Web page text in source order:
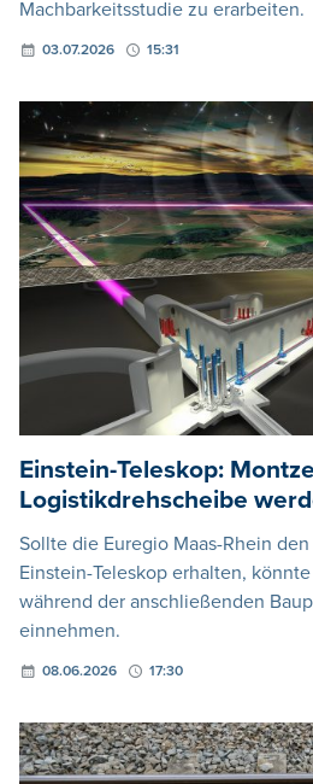
Machbarkeitsstudie zu erarbeiten.
03.07.2026 15:31
Einstein-Teleskop:
Logistikdrehscheibe
Sollte die Euregio Maas-Rhein
Einstein-Teleskop erhalten,
während der anschließenden
einnehmen.
08.06.2026 17:30